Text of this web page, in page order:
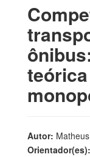
Autor:
Orientador(es):